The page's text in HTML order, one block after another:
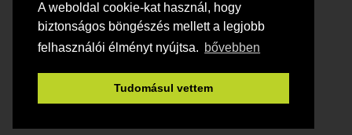
A weboldal cookie-kat használ, hogy
biztonságos böngészés mellett a legjobb
felhasználói élményt nyújtsa. bővebben
Tudomásul vettem
2020 Adatvédelem-ÁSZF-Felhasználási
feltételek-Webmaster- Kapcsolat és üzenet küldés